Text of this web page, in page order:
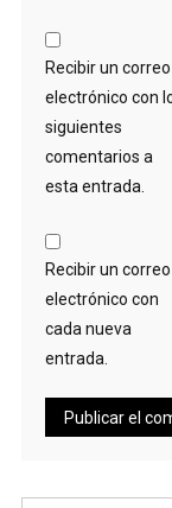
Recibir un correo
electrónico con
siguientes
comentarios a
esta entrada.
Recibir un correo
electrónico con
cada nueva
entrada.